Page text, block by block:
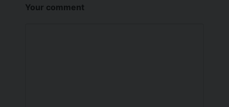
Your comment